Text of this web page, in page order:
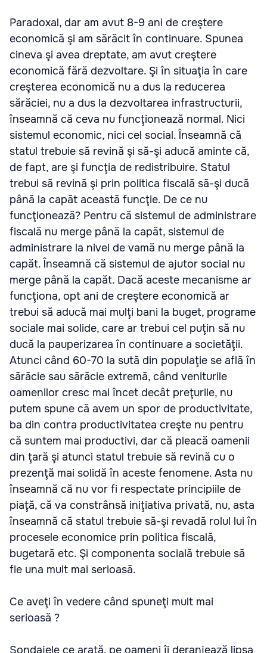
Paradoxal, dar am avut 8-9 ani de creştere
economică şi am sărăcit în continuare. Spunea
cineva şi avea dreptate, am avut creştere
economică fără dezvoltare. Şi în situaţia în care
creşterea economică nu a dus la reducerea
sărăciei, nu a dus la dezvoltarea infrastructurii,
înseamnă că ceva nu funcţionează normal. Nici
sistemul economic, nici cel social. Înseamnă că
statul trebuie să revină şi să-şi aducă aminte că,
de fapt, are şi funcţia de redistribuire. Statul
trebui să revină şi prin politica fiscală să-şi ducă
până la capăt această funcţie. De ce nu
funcţionează? Pentru că sistemul de administrare
fiscală nu merge până la capăt, sistemul de
administrare la nivel de vamă nu merge până la
capăt. Înseamnă că sistemul de ajutor social nu
merge până la capăt. Dacă aceste mecanisme ar
funcţiona, opt ani de creştere economică ar
trebui să aducă mai mulţi bani la buget, programe
sociale mai solide, care ar trebui cel puţin să nu
ducă la pauperizarea în continuare a societăţii.
Atunci când 60-70 la sută din populaţie se află în
sărăcie sau sărăcie extremă, când veniturile
oamenilor cresc mai încet decât preţurile, nu
putem spune că avem un spor de productivitate,
ba din contra productivitatea creşte nu pentru
că suntem mai productivi, dar că pleacă oamenii
din ţară şi atunci statul trebuie să revină cu o
prezenţă mai solidă în aceste fenomene. Asta nu
înseamnă că nu vor fi respectate principiile de
piaţă, că va constrânsă iniţiativa privată, nu, asta
înseamnă că statul trebuie să-şi revadă rolul lui în
procesele economice prin politica fiscală,
bugetară etc. Şi componenta socială trebuie să
fie una mult mai serioasă.
Ce aveţi în vedere când spuneţi mult mai
serioasă ?
Sondajele ce arată. pe oameni îi deranjează lipsa